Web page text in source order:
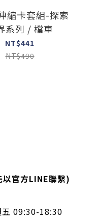
縮卡套組-探索
系列 / 檔車
NT$441
NT$490
以官方LINE聯繫)
五 09:30-18:30